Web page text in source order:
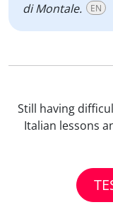
di Montale.
EN
Still having
Italian lessons